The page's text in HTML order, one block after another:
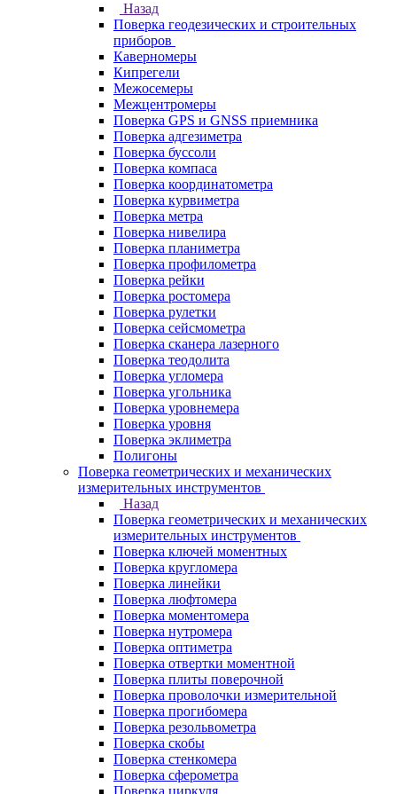
Назад
Поверка геодезических и строительных
приборов
Каверномеры
Кипрегели
Межосемеры
Межцентромеры
Поверка GPS и GNSS приемника
Поверка адгезиметра
Поверка буссоли
Поверка компаса
Поверка координатометра
Поверка курвиметра
Поверка метра
Поверка нивелира
Поверка планиметра
Поверка профилометра
Поверка рейки
Поверка ростомера
Поверка рулетки
Поверка сейсмометра
Поверка сканера лазерного
Поверка теодолита
Поверка угломера
Поверка угольника
Поверка уровнемера
Поверка уровня
Поверка эклиметра
Полигоны
Поверка геометрических и механических
измерительных инструментов
Назад
Поверка геометрических и механических
измерительных инструментов
Поверка ключей моментных
Поверка кругломера
Поверка линейки
Поверка люфтомера
Поверка моментомера
Поверка нутромера
Поверка оптиметра
Поверка отвертки моментной
Поверка плиты поверочной
Поверка проволочки измерительной
Поверка прогибомера
Поверка резольвометра
Поверка скобы
Поверка стенкомера
Поверка сферометра
Поверка циркуля